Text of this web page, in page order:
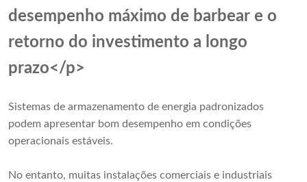
desempenho máximo de barbear e o
retorno do investimento a longo
prazo</p>
Sistemas de armazenamento de energia padronizados
podem apresentar bom desempenho em condições
operacionais estáveis.
No entanto, muitas instalações comerciais e industriais